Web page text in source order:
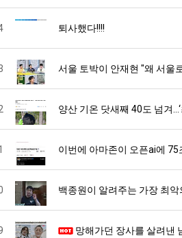
퇴사했다!!!!
서울 토박이 안재현 "왜 서울
양산 기온 닷새째 40도 넘겨
이번에 아마존이 오픈ai에 75
백종원이 알려주는 가장 최악
망해가던 장사를 살려낸